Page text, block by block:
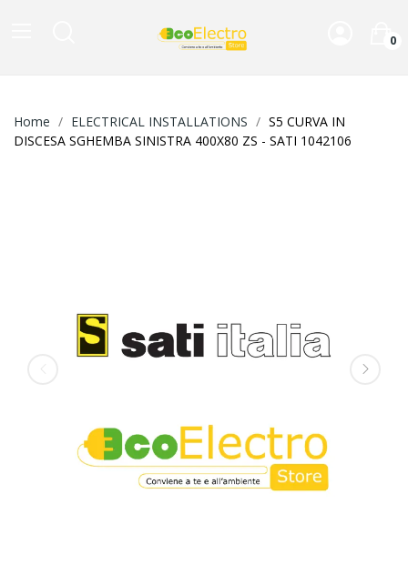
0
Home ELECTRICAL INSTALLATIONS
S5 CURVA IN
DISCESA SGHEMBA SINISTRA 400X80 ZS - SATI 1042106